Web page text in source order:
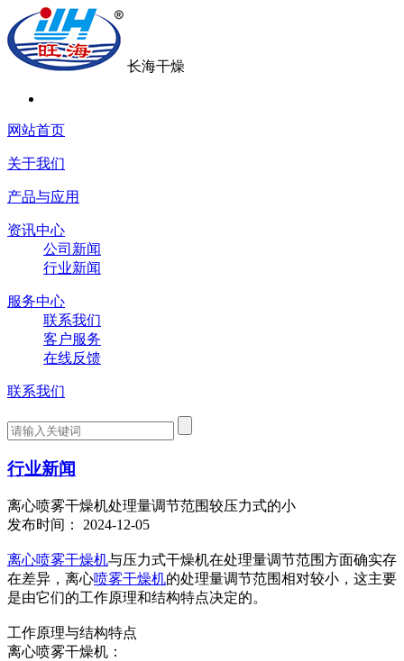
长海干燥
网站首页
关于我们
产品与应用
资讯中心
公司新闻
行业新闻
服务中心
联系我们
客户服务
在线反馈
联系我们
行业新闻
离心喷雾干燥机处理量调节范围较压力式的小
发布时间： 2024-12-05
离心喷雾干燥机与压力式干燥机在处理量调节范围方面确实存
在差异，离心喷雾干燥机的处理量调节范围相对较小，这主要
是由它们的工作原理和结构特点决定的。
工作原理与结构特点
离心喷雾干燥机：